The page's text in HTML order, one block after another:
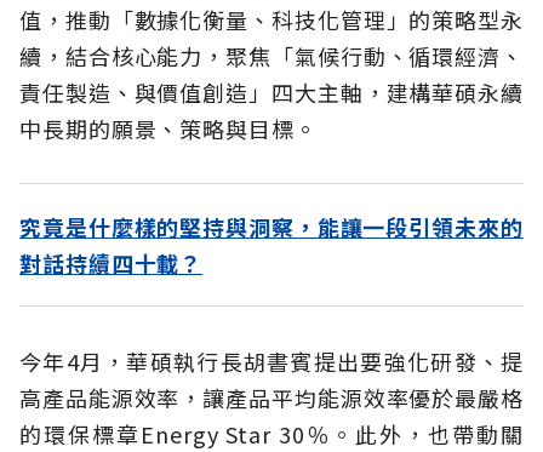
值，推動「數據化衡量、科技化管理」的策略型永
續，結合核心能力，聚焦「氣候行動、循環經濟、
責任製造、與價值創造」四大主軸，建構華碩永續
中長期的願景、策略與目標。
究竟是什麼樣的堅持與洞察，能讓一段引領未來的
對話持續四十載？
今年4月，華碩執行長胡書賓提出要強化研發、提
高產品能源效率，讓產品平均能源效率優於最嚴格
的環保標章Energy Star 30％。此外，也帶動關